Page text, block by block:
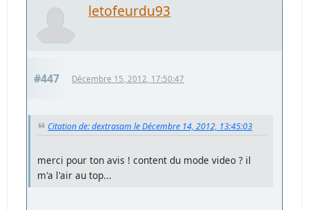
letofeurdu93
#447 Décembre 15, 2012, 17:50:47
Citation de: dextrasam le Décembre 14, 2012, 13:45:03
merci pour ton avis ! content du mode video ? il
m'a l'air au top...